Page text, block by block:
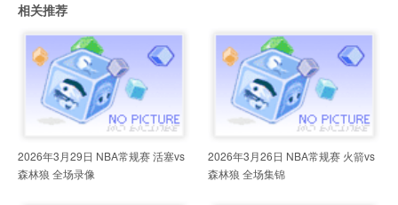
相关推荐
2026年3月29日 NBA常规赛 活塞vs
森林狼 全场录像
2026年3月26日 NBA常规赛 火箭vs
森林狼 全场集锦